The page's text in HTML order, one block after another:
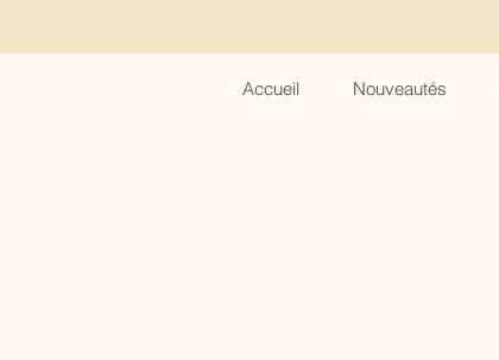
Accueil Nouveautés